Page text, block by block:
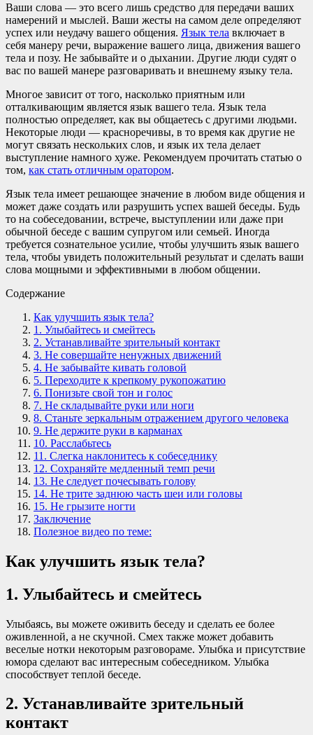
Ваши слова — это всего лишь средство для передачи ваших
намерений и мыслей. Ваши жесты на самом деле определяют
успех или неудачу вашего общения. Язык тела включает в
себя манеру речи, выражение вашего лица, движения вашего
тела и позу. Не забывайте и о дыхании. Другие люди судят о
вас по вашей манере разговаривать и внешнему языку тела.
Многое зависит от того, насколько приятным или
отталкивающим является язык вашего тела. Язык тела
полностью определяет, как вы общаетесь с другими людьми.
Некоторые люди — красноречивы, в то время как другие не
могут связать нескольких слов, и язык их тела делает
выступление намного хуже. Рекомендуем прочитать статью о
том, как стать отличным оратором.
Язык тела имеет решающее значение в любом виде общения и
может даже создать или разрушить успех вашей беседы. Будь
то на собеседовании, встрече, выступлении или даже при
обычной беседе с вашим супругом или семьей. Иногда
требуется сознательное усилие, чтобы улучшить язык вашего
тела, чтобы увидеть положительный результат и сделать ваши
слова мощными и эффективными в любом общении.
Содержание
Как улучшить язык тела?
1. Улыбайтесь и смейтесь
2. Устанавливайте зрительный контакт
3. Не совершайте ненужных движений
4. Не забывайте кивать головой
5. Переходите к крепкому рукопожатию
6. Понизьте свой тон и голос
7. Не складывайте руки или ноги
8. Станьте зеркальным отражением другого человека
9. Не держите руки в карманах
10. Расслабьтесь
11. Слегка наклонитесь к собеседнику
12. Сохраняйте медленный темп речи
13. Не следует почесывать голову
14. Не трите заднюю часть шеи или головы
15. Не грызите ногти
Заключение
Полезное видео по теме:
Как улучшить язык тела?
1. Улыбайтесь и смейтесь
Улыбаясь, вы можете оживить беседу и сделать ее более
оживленной, а не скучной. Смех также может добавить
веселые нотки некоторым разговораме. Улыбка и присутствие
юмора сделают вас интересным собеседником. Улыбка
способствует теплой беседе.
2. Устанавливайте зрительный
контакт